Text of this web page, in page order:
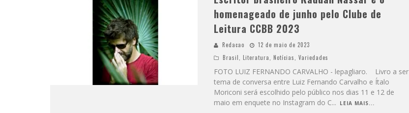
homenageado de junho pelo Clube de
Leitura CCBB 2023
Redacao
12 de maio de 2023
Brasil
Literatura Notícias Variedades
FOTO LUIZ FERNANDO CARVALHO - lepagliaro. Livro a ser
tema de conversa entre Luiz Fernando Carvalho e Ítalo
Moriconi será escolhido pelo público nos dias 11 e 12 de
maio em enquete no Instagram do C... LEIA MAIS...